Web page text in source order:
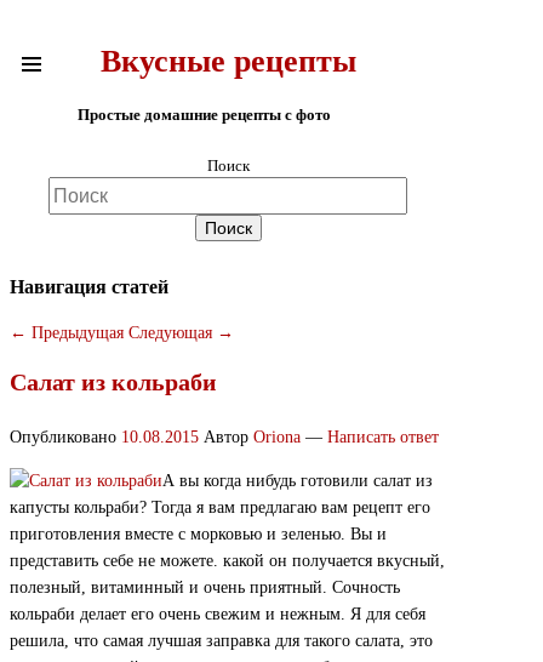
Вкусные рецепты
Простые домашние рецепты с фото
Поиск
Навигация статей
← Предыдущая Следующая →
Салат из кольраби
Опубликовано 10.08.2015 Автор Oriona — Написать ответ
А вы когда нибудь готовили салат из
капусты кольраби? Тогда я вам предлагаю вам рецепт его
приготовления вместе с морковью и зеленью. Вы и
представить себе не можете. какой он получается вкусный,
полезный, витаминный и очень приятный. Сочность
кольраби делает его очень свежим и нежным. Я для себя
решила, что самая лучшая заправка для такого салата, это